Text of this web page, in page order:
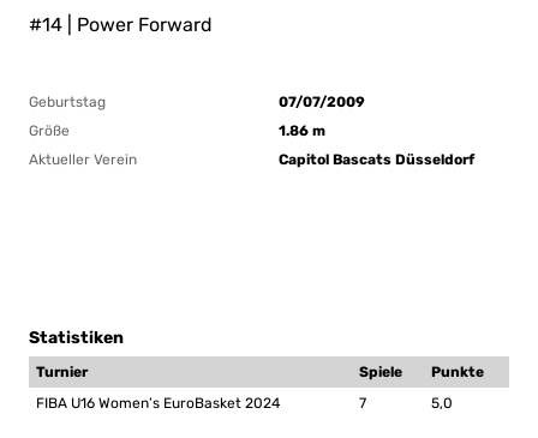
#14 | Power Forward
Geburtstag
07/07/2009
Größe
1.86 m
Aktueller Verein
Capitol Bascats Düsseldorf
Statistiken
Turnier Spiele
Punkte
FIBA U16 Women’s EuroBasket 2024
7 5,0